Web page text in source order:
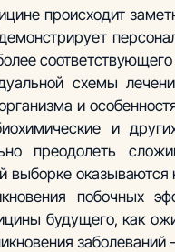
происходит
схемы
и
и
преодолеть
выборке
побочных
будущего, как